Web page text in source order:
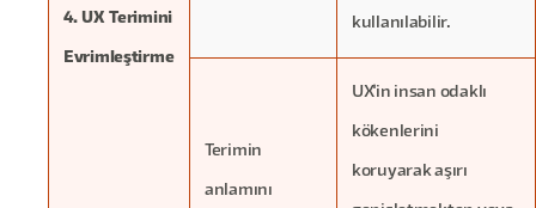
4. UX Terimini
Evrimleştirme
kullanılabilir.
Terimin
anlamını
UX'in insan odaklı
kökenlerini
koruyarak aşırı